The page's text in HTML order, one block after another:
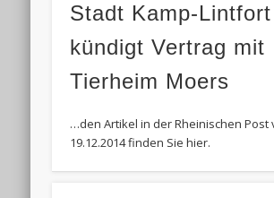
Stadt Kamp-Lintfort
kündigt Vertrag mit
Tierheim Moers
…den Artikel in der Rheinischen Post
19.12.2014 finden Sie hier.